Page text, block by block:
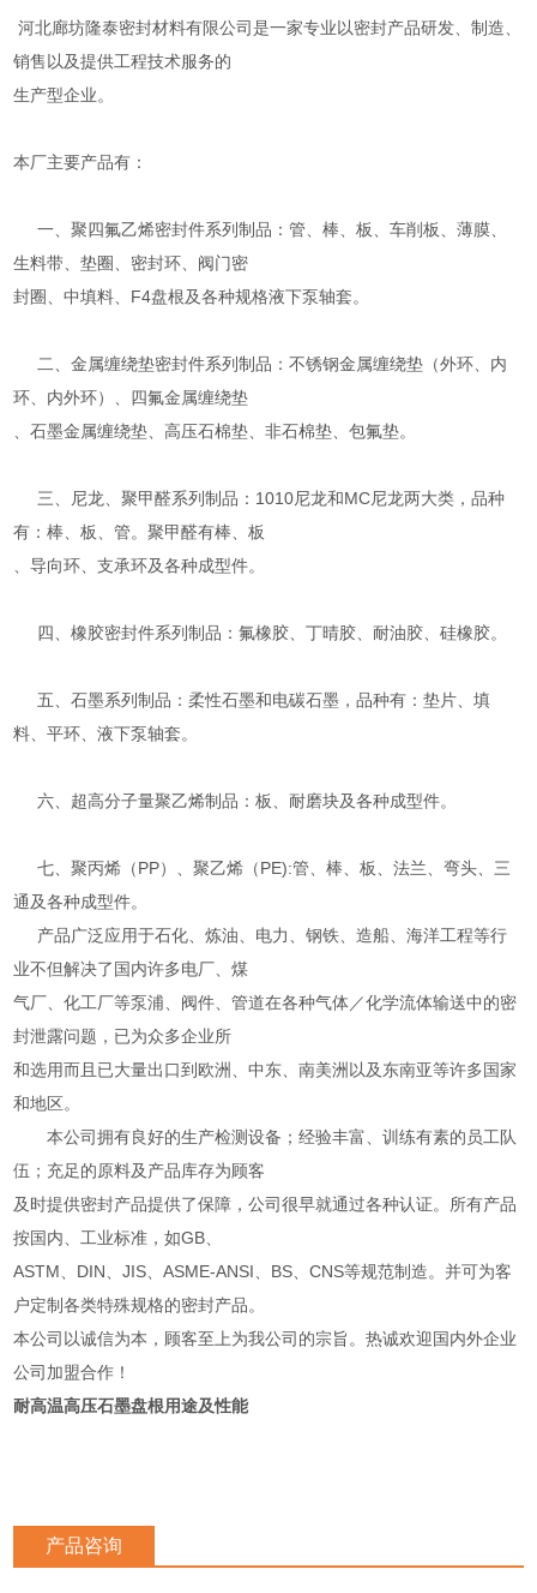
河北廊坊隆泰密封材料有限公司是一家专业以密封产品研发、制造、
销售以及提供工程技术服务的
生产型企业。
本厂主要产品有：
一、聚四氟乙烯密封件系列制品：管、棒、板、车削板、薄膜、
生料带、垫圈、密封环、阀门密
封圈、中填料、F4盘根及各种规格液下泵轴套。
二、金属缠绕垫密封件系列制品：不锈钢金属缠绕垫（外环、内
环、内外环）、四氟金属缠绕垫
、石墨金属缠绕垫、高压石棉垫、非石棉垫、包氟垫。
三、尼龙、聚甲醛系列制品：1010尼龙和MC尼龙两大类，品种
有：棒、板、管。聚甲醛有棒、板
、导向环、支承环及各种成型件。
四、橡胶密封件系列制品：氟橡胶、丁晴胶、耐油胶、硅橡胶。
五、石墨系列制品：柔性石墨和电碳石墨，品种有：垫片、填
料、平环、液下泵轴套。
六、超高分子量聚乙烯制品：板、耐磨块及各种成型件。
七、聚丙烯（PP）、聚乙烯（PE):管、棒、板、法兰、弯头、三
通及各种成型件。
产品广泛应用于石化、炼油、电力、钢铁、造船、海洋工程等行
业不但解决了国内许多电厂、煤
气厂、化工厂等泵浦、阀件、管道在各种气体／化学流体输送中的密
封泄露问题，已为众多企业所
和选用而且已大量出口到欧洲、中东、南美洲以及东南亚等许多国家
和地区。
本公司拥有良好的生产检测设备；经验丰富、训练有素的员工队
伍；充足的原料及产品库存为顾客
及时提供密封产品提供了保障，公司很早就通过各种认证。所有产品
按国内、工业标准，如GB、
ASTM、DIN、JIS、ASME-ANSI、BS、CNS等规范制造。并可为客
户定制各类特殊规格的密封产品。
本公司以诚信为本，顾客至上为我公司的宗旨。热诚欢迎国内外企业
公司加盟合作！
耐高温高压石墨盘根用途及性能
产品咨询